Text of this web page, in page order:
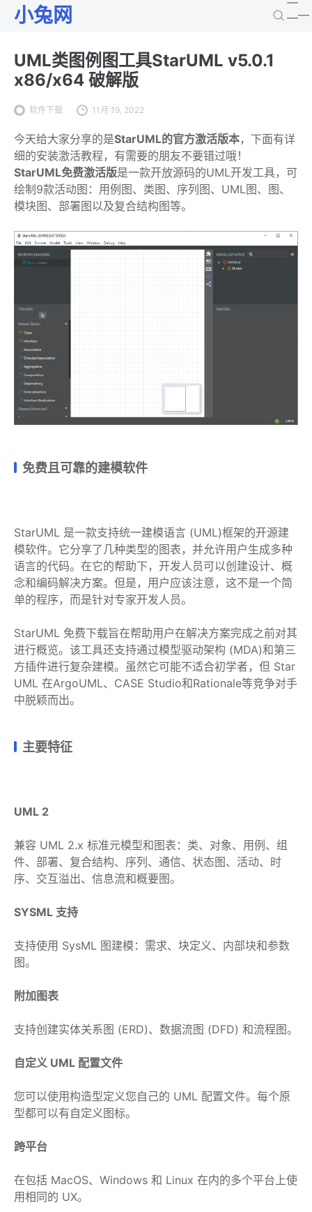
小兔网
UML类图例图工具StarUML v5.0.1
x86/x64 破解版
软件下载 11月 19, 2022
今天给大家分享的是StarUML的官方激活版本，下面有详
细的安装激活教程，有需要的朋友不要错过哦！
StarUML免费激活版是一款开放源码的UML开发工具，可
绘制9款活动图：用例图、类图、序列图、UML图、图、
模块图、部署图以及复合结构图等。
免费且可靠的建模软件
StarUML 是一款支持统一建模语言 (UML)框架的开源建
模软件。它分享了几种类型的图表，并允许用户生成多种
语言的代码。在它的帮助下，开发人员可以创建设计、概
念和编码解决方案。但是，用户应该注意，这不是一个简
单的程序，而是针对专家开发人员。
StarUML 免费下载旨在帮助用户在解决方案完成之前对其
进行概览。该工具还支持通过模型驱动架构 (MDA)和第三
方插件进行复杂建模。虽然它可能不适合初学者，但 Star
UML 在ArgoUML、CASE Studio和Rationale等竞争对手
中脱颖而出。
主要特征
UML 2
兼容 UML 2.x 标准元模型和图表：类、对象、用例、组
件、部署、复合结构、序列、通信、状态图、活动、时
序、交互溢出、信息流和概要图。
SYSML 支持
支持使用 SysML 图建模：需求、块定义、内部块和参数
图。
附加图表
支持创建实体关系图 (ERD)、数据流图 (DFD) 和流程图。
自定义 UML 配置文件
您可以使用构造型定义您自己的 UML 配置文件。每个原
型都可以有自定义图标。
跨平台
在包括 MacOS、Windows 和 Linux 在内的多个平台上使
用相同的 UX。